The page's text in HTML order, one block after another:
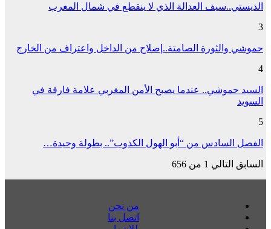
الديستي..سيف العدالة الذي لا ينقطع في شمال المغرب
3
حموشي والثورة الصامتة..إصلاح من الداخل واعتراف من الخارج
4
السيد حموشي.. عندما يصبح الأمن المغربي علامة فارقة في
السويد
5
الفصل السادس من “أبو الهول الكذوب”.. بطولة وحيدة…
السابق التالي 1 من 656
من نحن
اتصل بنا